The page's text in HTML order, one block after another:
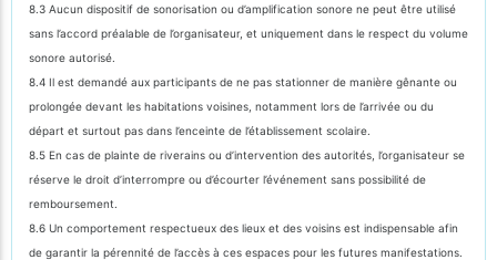
8.3 Aucun dispositif de sonorisation ou d’amplification sonore ne peut être utilisé
sans l’accord préalable de l’organisateur, et uniquement dans le respect du volume
sonore autorisé.
8.4 Il est demandé aux participants de ne pas stationner de manière gênante ou
prolongée devant les habitations voisines, notamment lors de l’arrivée ou du
départ et surtout pas dans l’enceinte de l’établissement scolaire.
8.5 En cas de plainte de riverains ou d’intervention des autorités, l’organisateur se
réserve le droit d’interrompre ou d’écourter l’événement sans possibilité de
remboursement.
8.6 Un comportement respectueux des lieux et des voisins est indispensable afin
de garantir la pérennité de l’accès à ces espaces pour les futures manifestations.